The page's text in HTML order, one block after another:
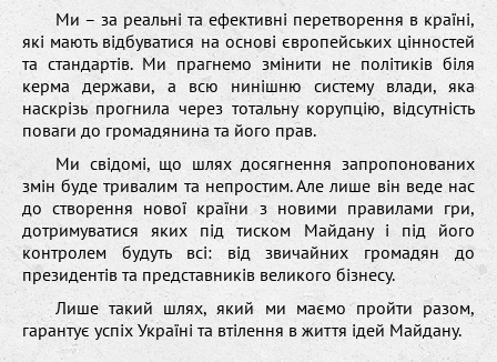
Ми – за реальні та ефективні перетворення в країні,
які мають відбуватися на основі європейських цінностей
та стандартів. Ми прагнемо змінити не політиків біля
керма держави, а всю нинішню систему влади, яка
наскрізь прогнила через тотальну корупцію, відсутність
поваги до громадянина та його прав.
Ми свідомі, що шлях досягнення запропонованих
змін буде тривалим та непростим. Але лише він веде нас
до створення нової країни з новими правилами гри,
дотримуватися яких під тиском Майдану і під його
контролем будуть всі: від звичайних громадян до
президентів та представників великого бізнесу.
Лише такий шлях, який ми маємо пройти разом,
гарантує успіх Україні та втілення в життя ідей Майдану.